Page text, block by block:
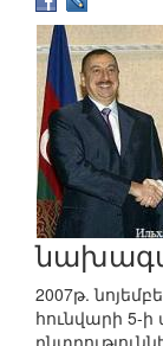
2007թ.
հունվարի